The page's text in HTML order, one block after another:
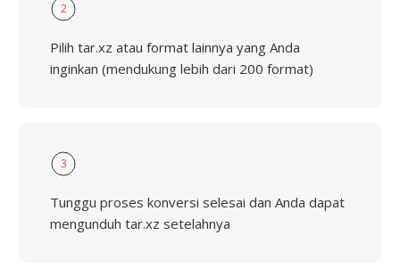
2
Pilih tar.xz atau format lainnya yang Anda
inginkan (mendukung lebih dari 200 format)
3
Tunggu proses konversi selesai dan Anda dapat
mengunduh tar.xz setelahnya